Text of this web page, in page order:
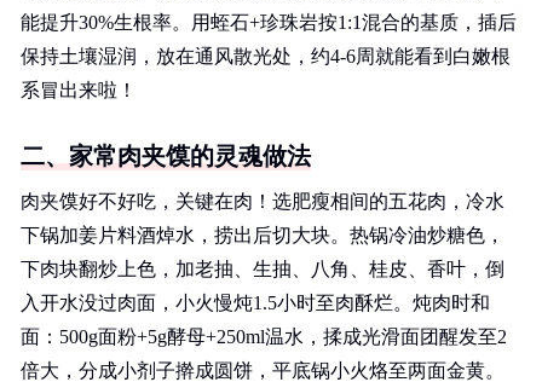
能提升30%生根率。用蛭石+珍珠岩按1:1混合的基质，插后
保持土壤湿润，放在通风散光处，约4-6周就能看到白嫩根
系冒出来啦！
二、家常肉夹馍的灵魂做法
肉夹馍好不好吃，关键在肉！选肥瘦相间的五花肉，冷水
下锅加姜片料酒焯水，捞出后切大块。热锅冷油炒糖色，
下肉块翻炒上色，加老抽、生抽、八角、桂皮、香叶，倒
入开水没过肉面，小火慢炖1.5小时至肉酥烂。炖肉时和
面：500g面粉+5g酵母+250ml温水，揉成光滑面团醒发至2
倍大，分成小剂子擀成圆饼，平底锅小火烙至两面金黄。